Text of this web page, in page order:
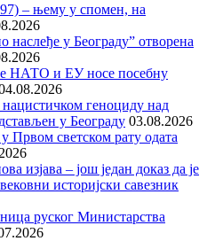
– њему у спомен, на
наслеђе у Београду” отворена
НАТО и ЕУ носе посебну
геноциду над
у Београду 03.08.2026
Првом светском рату одата
изјава – још један доказ да је
историјски савезник
руског Министарства